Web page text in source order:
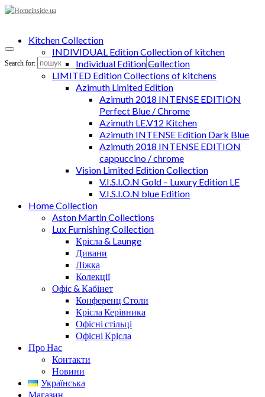
Search for:
Kitchen Collection
INDIVIDUAL Edition Collection of kitchen
Individual Edition Collection
LIMITED Edition Collections of kitchens
Azimuth Limited Edition
Azimuth 2018 INTENSE EDITION
Perfect Blue / Chrome
Azimuth LE.V12 Kitchen
Azimuth INTENSE Edition Dark Blue
Azimuth 2018 INTENSE EDITION
cappuccino / chrome
Vision Limited Edition Collection
V.I.S.I.O.N Gold – Luxury Edition LE
V.I.S.I.O.N blue Edition
Home Collection
Aston Martin Collections
Lux Furnishing Collection
Крісла & Launge
Дивани
Ліжка
Колекції
Офіс & Кабінет
Конференц Столи
Крісла Керівника
Офісні стільці
Офісні Крісла
Про Нас
Контакти
Новини
Українська
Магазин